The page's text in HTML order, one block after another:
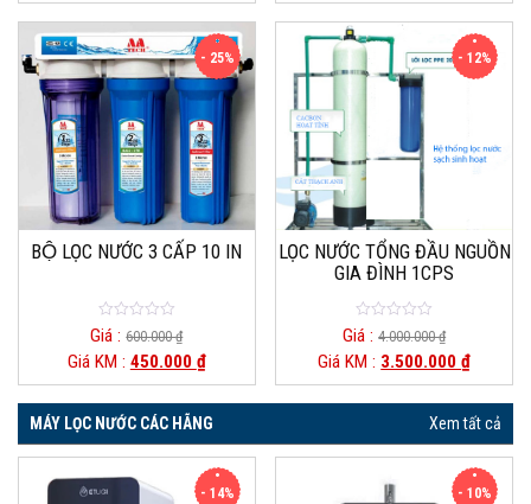
- 25%
BỘ LỌC NƯỚC 3 CẤP 10 IN
0
out
of
Giá :600.000₫
Giá KM : 450.000 ₫
- 12%
LỌC NƯỚC TỔNG ĐẦU NGUỒN
GIA ĐÌNH 1CPS
0
out
of
Giá :4.000.000₫
Giá KM : 3.500.000₫
MÁY LỌC NƯỚC CÁC HÃNG Xem tất cả
- 14% - 10%